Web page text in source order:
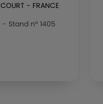
- FRANCE
- Stand n° 1405